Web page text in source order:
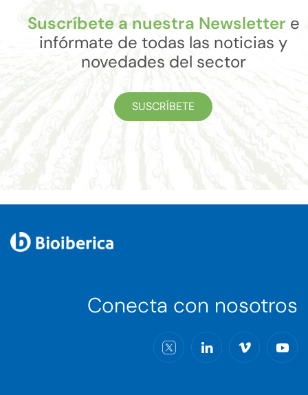
Suscríbete a nuestra Newsletter e
infórmate de todas las noticias y
novedades del sector
SUSCRÍBETE
Conecta con nosotros